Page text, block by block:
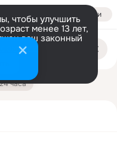
Войти
чтобы улучшить
менее 13 лет,
ваш законный
часа